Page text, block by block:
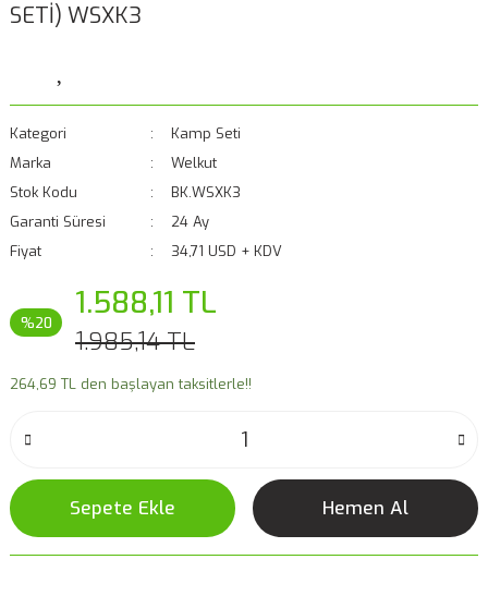
SETİ) WSXK3
Kategori
Kamp Seti
Marka
Welkut
Stok Kodu
BK.WSXK3
Garanti Süresi
24 Ay
Fiyat
34,71 USD + KDV
%20 1.588,11 TL
1.985,14 TL
264,69 TL den başlayan taksitlerle!!
Sepete Ekle Hemen Al